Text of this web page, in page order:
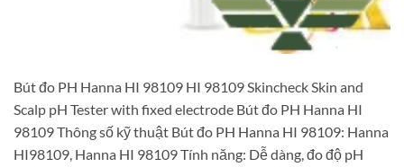
Bút đo PH Hanna HI 98109 HI 98109 Skincheck Skin and
Scalp pH Tester with fixed electrode Bút đo PH Hanna HI
98109 Thông số kỹ thuật Bút đo PH Hanna HI 98109: Hanna
HI98109, Hanna HI 98109 Tính năng: Dễ dàng, đo độ pH